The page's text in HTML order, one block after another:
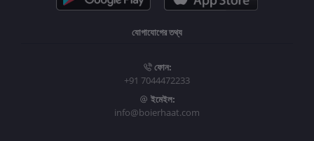
যোগাযোগের তথ্য
ফোন:
+91 7044472233
ইমেইল:
info@boierhaat.com